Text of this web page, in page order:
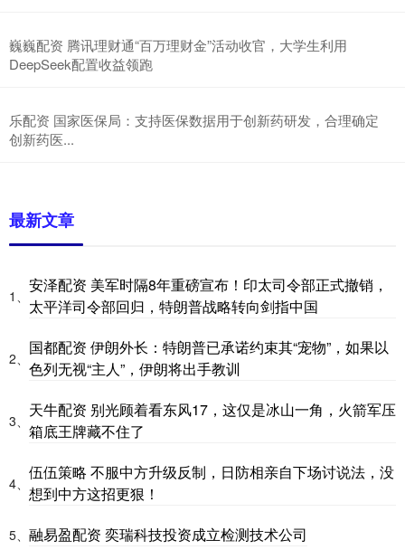
巍巍配资 腾讯理财通“百万理财金”活动收官，大学生利用
DeepSeek配置收益领跑
乐配资 国家医保局：支持医保数据用于创新药研发，合理确定
创新药医...
最新文章
1、
安泽配资 美军时隔8年重磅宣布！印太司令部正式撤销，
太平洋司令部回归，特朗普战略转向剑指中国
2、
国都配资 伊朗外长：特朗普已承诺约束其“宠物”，如果以
色列无视“主人”，伊朗将出手教训
3、
天牛配资 别光顾着看东风17，这仅是冰山一角，火箭军压
箱底王牌藏不住了
4、
伍伍策略 不服中方升级反制，日防相亲自下场讨说法，没
想到中方这招更狠！
5、 融易盈配资 奕瑞科技投资成立检测技术公司